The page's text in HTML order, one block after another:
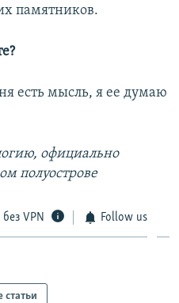
памятников.
есть мысль, я ее думаю
официально
полуострове
VPN Follow us
статьи